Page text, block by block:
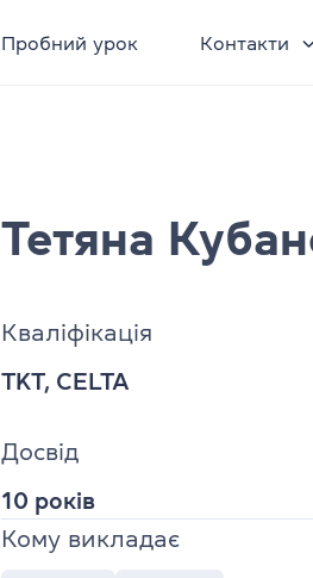
Пробний урок Контакти
Тетяна
Кваліфікація
TKT, CELTA
Досвід
10 років
Кому викладає